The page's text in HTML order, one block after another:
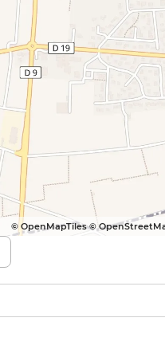
© OpenMapTiles ©